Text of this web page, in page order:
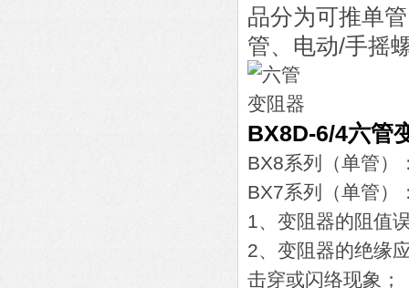
品分为可推单
管、电动/手摇
BX8D-6/4六管
BX8系列（单管
BX7系列（单管
1、变阻器的阻值
2、变阻器的绝缘
击穿或闪络现象；